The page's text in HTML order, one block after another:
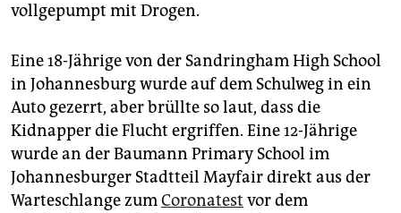
vollgepumpt mit Drogen.
Eine 18-Jährige von der Sandringham High School
in Johannesburg wurde auf dem Schulweg in ein
Auto gezerrt, aber brüllte so laut, dass die
Kidnapper die Flucht ergriffen. Eine 12-Jährige
wurde an der Baumann Primary School im
Johannesburger Stadtteil Mayfair direkt aus der
Warteschlange zumCoronatest vor dem